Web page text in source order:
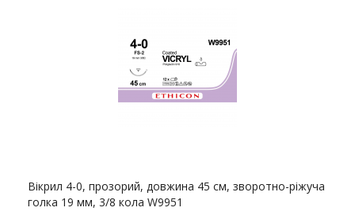
Вікрил 4-0, прозорий, довжина 45 см, зворотно-ріжуча
голка 19 мм, 3/8 кола W9951